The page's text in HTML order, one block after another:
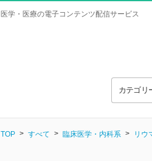
医学・医療の電子コンテンツ配信サービス
カテゴリ
TOP すべて 臨床医学・内科系 リウ